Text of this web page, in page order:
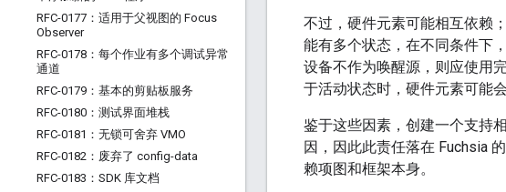
RFC-0177：适用于父视图的 Focus
Observer
RFC-0178：每个作业有多个调试异常
通道
RFC-0179：基本的剪贴板服务
RFC-0180：测试界面堆栈
RFC-0181：无锁可舍弃 VMO
RFC-0182：废弃了 config-data
RFC-0183：SDK 库文档
不过，硬件元素可能相互依赖
能有多个状态，在不同条件下
设备不作为唤醒源，则应使用
于活动状态时，硬件元素可能
鉴于这些因素，创建一个支持
因，因此此责任落在 Fuchsia
赖项图和框架本身。